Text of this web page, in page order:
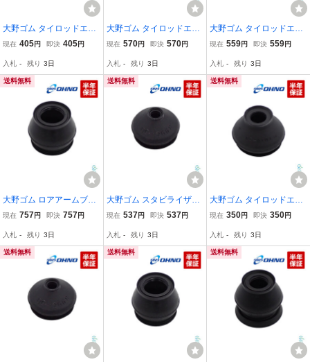
大野ゴム タイロッドエン
ドカバー トヨタ RAV4 ポ
プサム マーク2 ファンカ
ーゴ ゴム ジョイント
現在 405円 即決 405円
入札 - 残り 3日
大野ゴム タイロッドエン
ドカバー ダイハツ テリオ
102G J122G J200G J210
G M502G M512G
現在 570円 即決 570円
入札 - 残り 3日
大野ゴム タイロッドエン
ドカバー デリカ アウトラ
ダストブーツ ゴム サスペ
ンション ジョイント
現在 559円 即決 559円
入札 - 残り 3日
送料無料
大野ゴム ロアアームブー
ツ 日産UD コンドル BKR
ブッシュ 出荷締切18時
現在 757円 即決 757円
入札 - 残り 3日
送料無料
大野ゴム スタビライザー
リンクブーツ AZワゴン
カバー ジョイント MJ21S
MJ22S MJ23S MM21S M
M32S
現在 537 円 即決 537 円
入札 - 残り 3日
送料無料
大野ゴム タイロッドエン
ドカバー トヨタ 全般 RA
カローラ ゴム ブッシュ
交換
現在 350円 即決 350円
入札 - 残り 3日
送料無料 送料無料 送料無料